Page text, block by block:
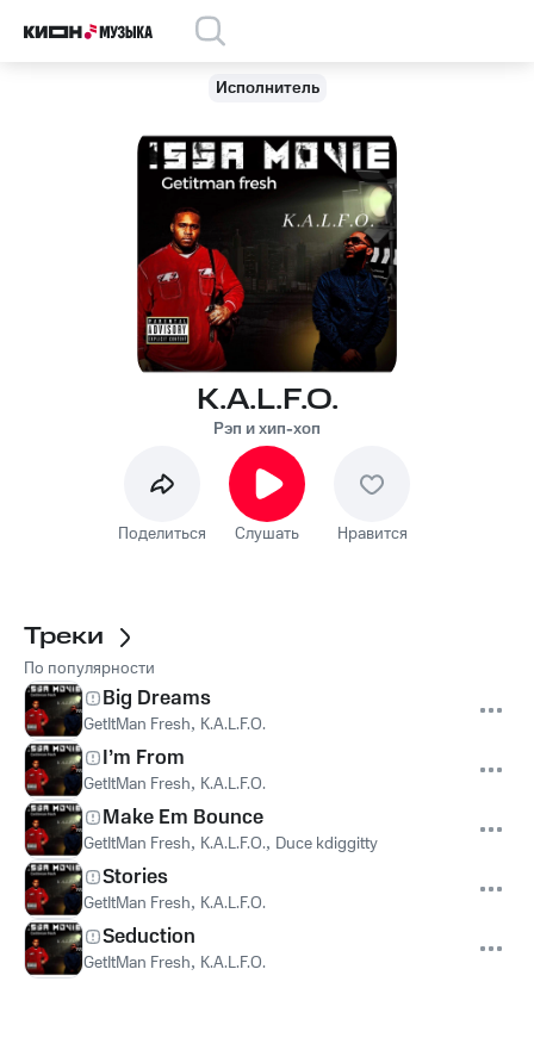
Исполнитель
K.A.L.F.O.
Рэп и хип-хоп
Поделиться Слушать Нравится
Треки
По популярности
Big Dreams
GetItMan Fresh, K.A.L.F.O.
I’m From
GetItMan Fresh, K.A.L.F.O.
Make Em Bounce
GetItMan Fresh, K.A.L.F.O., Duce kdiggitty
Stories
GetItMan Fresh, K.A.L.F.O.
Seduction
GetItMan Fresh, K.A.L.F.O.